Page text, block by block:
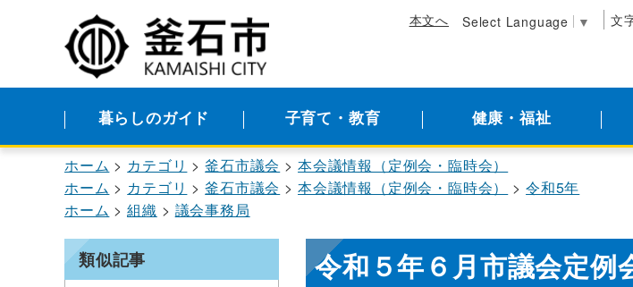
本文へ Select Language ▼ 文
暮らしのガイド 子育て・教育 健康・福祉
ホーム カテゴリ 釜石市議会
本会議情報（定例会・臨時会）
ホーム
カテゴリ 釜石市議会 本会議情報（定例会・臨時会）
令和5年
ホーム
組織 議会事務局
類似記事 令和５年６月市議会定